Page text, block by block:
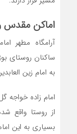
اماکن مقدس
آرامگاه مطهر
ساکنان روستای
به امام زین
امام زاده
از روستا واقع
بسیاری به این